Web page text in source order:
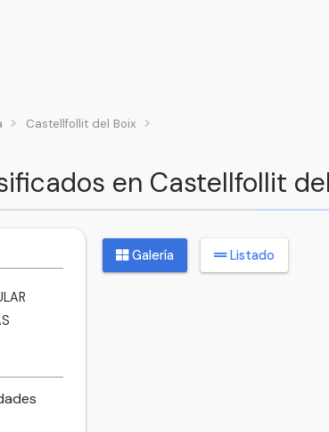
Castellfollit del Boix
en Castellfollit
Galería Listado